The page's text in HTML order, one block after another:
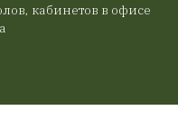
кабинетов в офисе